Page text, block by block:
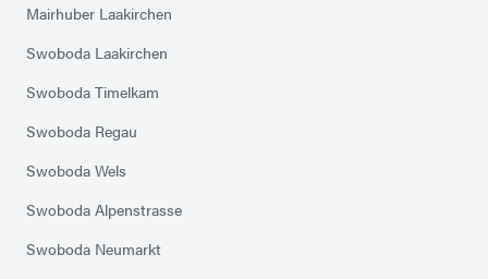
Mairhuber Laakirchen
Swoboda Laakirchen
Swoboda Timelkam
Swoboda Regau
Swoboda Wels
Swoboda Alpenstrasse
Swoboda Neumarkt